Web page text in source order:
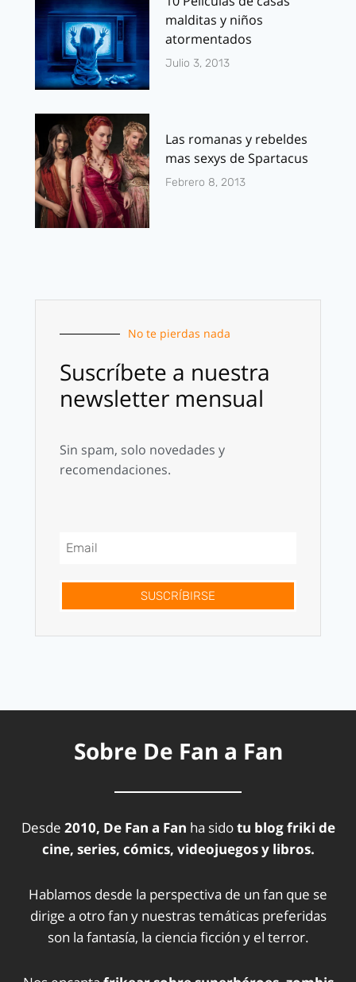
malditas y niños
atormentados
Julio 3, 2013
Las romanas y rebeldes
mas sexys de Spartacus
Febrero 8, 2013
No te pierdas nada
Suscríbete a nuestra
newsletter mensual
Sin spam, solo novedades y
recomendaciones.
SUSCRÍBIRSE
Sobre De Fan a Fan
Desde 2010, De Fan a Fan ha sidotu blog friki de
cine, series, cómics, videojuegos y libros.
Hablamos desde la perspectiva de un fan que se
dirige a otro fan y nuestras temáticas preferidas
son la fantasía, la ciencia ficción y el terror.